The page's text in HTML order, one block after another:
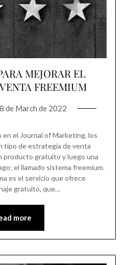
MEJORAR EL
FREEMIUM
de March de 2022
el Journal of Marketing, los
tipo de estrategia de venta
gratuito y luego una
el llamado sistema freemium.
es el servicio que ofrece
gratuito, que…
more